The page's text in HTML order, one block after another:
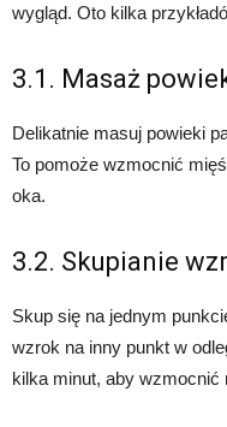
wygląd. Oto kilka
3.1. Masaż
Delikatnie masuj powieki
To pomoże wzmocnić
oka.
3.2. Skupianie
Skup się na jednym
wzrok na inny punkt w
kilka minut, aby wzmocnić